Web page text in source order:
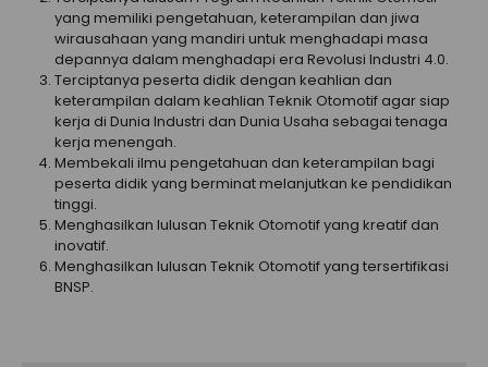
yang memiliki pengetahuan, keterampilan dan jiwa
wirausahaan yang mandiri untuk menghadapi masa
depannya dalam menghadapi era Revolusi Industri 4.0.
Terciptanya peserta didik dengan keahlian dan
keterampilan dalam keahlian Teknik Otomotif agar siap
kerja di Dunia Industri dan Dunia Usaha sebagai tenaga
kerja menengah.
Membekali ilmu pengetahuan dan keterampilan bagi
peserta didik yang berminat melanjutkan ke pendidikan
tinggi.
Menghasilkan lulusan Teknik Otomotif yang kreatif dan
inovatif.
Menghasilkan lulusan Teknik Otomotif yang tersertifikasi
BNSP.